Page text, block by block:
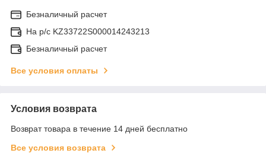
Безналичный расчет
На р/c KZ33722S000014243213
Безналичный расчет
Все условия оплаты
Условия возврата
Возврат товара в течение 14 дней бесплатно
Все условия возврата